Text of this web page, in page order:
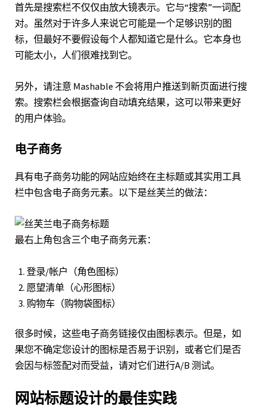
首先是搜索栏不仅仅由放大镜表示。它与“搜索”一词配
对。虽然对于许多人来说它可能是一个足够识别的图
标，但最好不要假设每个人都知道它是什么。它本身也
可能太小，人们很难找到它。
另外，请注意 Mashable 不会将用户推送到新页面进行搜
索。搜索栏会根据查询自动填充结果，这可以带来更好
的用户体验。
电子商务
具有电子商务功能的网站应始终在主标题或其实用工具
栏中包含电子商务元素。以下是丝芙兰的做法：
最右上角包含三个电子商务元素：
登录/帐户（角色图标）
愿望清单（心形图标）
购物车（购物袋图标）
很多时候，这些电子商务链接仅由图标表示。但是，如
果您不确定您设计的图标是否易于识别，或者它们是否
会因与标签配对而受益，请对它们进行A/B 测试。
网站标题设计的最佳实践